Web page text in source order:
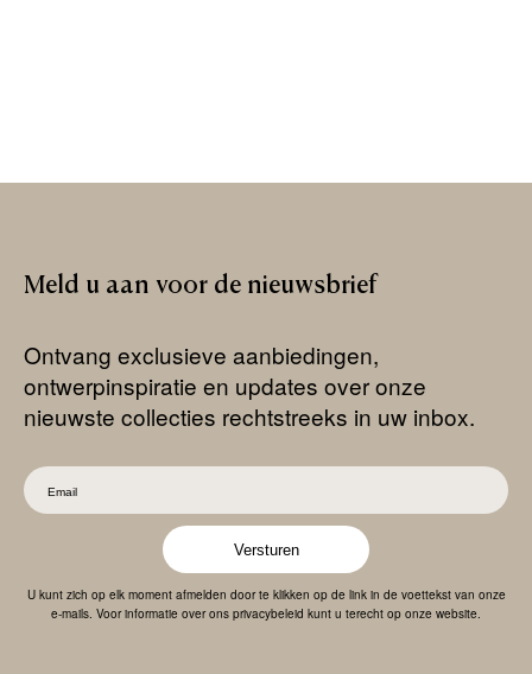
Meld u aan voor de nieuwsbrief
Ontvang exclusieve aanbiedingen,
ontwerpinspiratie en updates over onze
nieuwste collecties rechtstreeks in uw inbox.
Versturen
U kunt zich op elk moment afmelden door te klikken op de link in de voettekst van onze
e-mails. Voor informatie over ons privacybeleid kunt u terecht op onze website.